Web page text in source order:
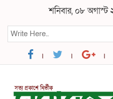
শনিবার, ০৮ অগাস্ট